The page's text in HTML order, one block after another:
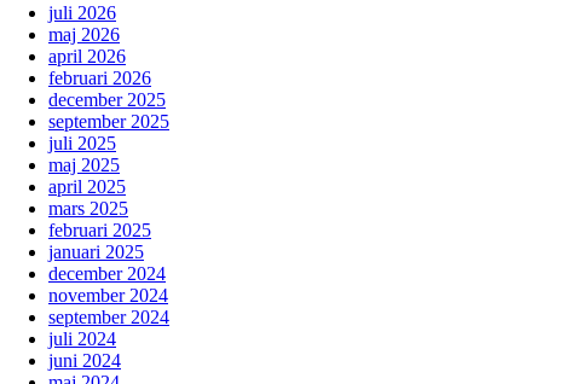
juli 2026
maj 2026
april 2026
februari 2026
december 2025
september 2025
juli 2025
maj 2025
april 2025
mars 2025
februari 2025
januari 2025
december 2024
november 2024
september 2024
juli 2024
juni 2024